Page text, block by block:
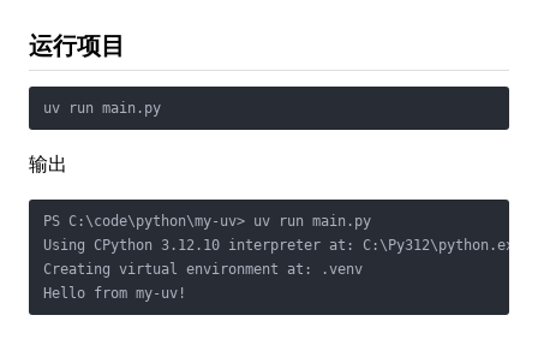
运行项目
输出
PS C:\code\python\my-uv> uv run main.py
Using CPython 3.12.10 interpreter at: C:\Py312\python.exe
Creating virtual environment at: .venv